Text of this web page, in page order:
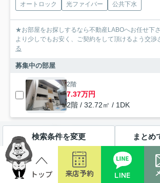
オートロック 光ファイバー 公共下水
★お部屋をお探しするなら不動産LABOへお任せ下
より少しでもお安く、ご契約をして頂けるよう交渉
る
募集中の部屋
2階
7.37万円
2階 / 32.72㎡ / 1DK
賃貸マンション
検索条件を変更 まとめ
来店予約 LINE